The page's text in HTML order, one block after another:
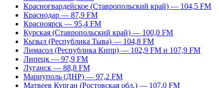
Красногвардейское (Ставропольский край) — 104,5 FM
Краснодар — 87,9 FM
Красноярск — 95,4 FM
Курская (Ставропольский край) — 100,0 FM
Кызыл (Республика Тыва) — 104,8 FM
Лимасол (Республика Кипр) — 102,9 FM и 107,9 FM
Липецк — 97,9 FM
Луганск — 88,8 FM
Мариуполь (ДНР) — 97,2 FM
Матвеев Курган (Ростовская обл.) — 107,0 FM